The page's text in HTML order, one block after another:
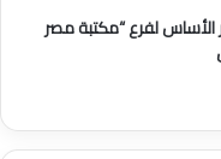
لفرع “مكتبة مصر